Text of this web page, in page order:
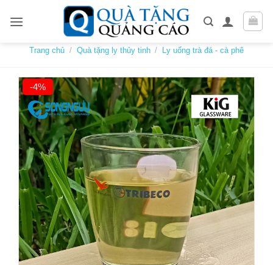
Trang chủ / Quà tặng ly thủy tinh / Ly uống trà đá - cà phê
-4%